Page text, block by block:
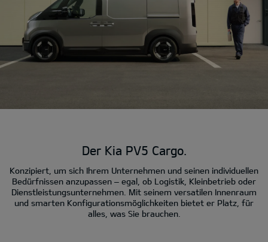
Der Kia PV5 Cargo.
Konzipiert, um sich Ihrem Unternehmen und seinen individuellen
Bedürfnissen anzupassen – egal, ob Logistik, Kleinbetrieb oder
Dienstleistungsunternehmen. Mit seinem versatilen Innenraum
und smarten Konfigurationsmöglichkeiten bietet er Platz, für
alles, was Sie brauchen.